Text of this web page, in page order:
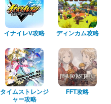
イナイレV攻略 ディンカム攻略
タイムストレンジ
ャー攻略
FFT攻略